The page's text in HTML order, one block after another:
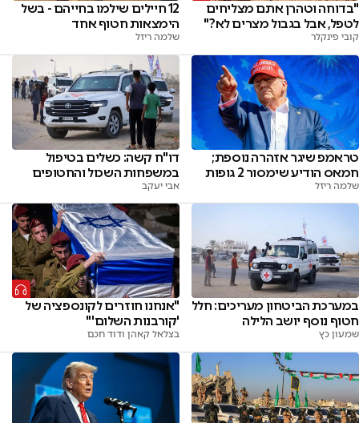
"בדוחה וטהרן אתם מצליחים
לטפל, אבל בגבול מצרים לא?"
קובי פינקלר
12 חיילים שילמו בחייהם - בשל
הימצאות חטוף אחד
שלמה ריזל
טראמפ שיגר אזהרה נוספת;
חמאס הודיע שימסור 2 גופות
שלמה ריזל
דו"ח קשה: כשלים בטיפול
במשפחות השכול והחטופים
אבי יעקב
במערכת הביטחון מעריכים: חלל
חטוף נוסף יושב הלילה
שמעון כץ
"אנחנו חוזרים לקונספציה של
'קורבנות השלום'"
בצלאל קאהן ודוד חכם